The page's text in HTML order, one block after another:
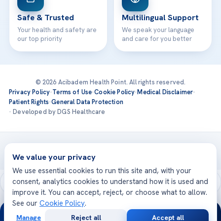
Safe & Trusted
Your health and safety are
our top priority
Multilingual Support
We speak your language
and care for you better
© 2026 Acibadem Health Point. All rights reserved.
Privacy Policy·Terms of Use·Cookie Policy·Medical Disclaimer·
Patient Rights·General Data Protection
· Developed by DGS Healthcare
Treatments are delivered at our JCI-accredited hospitals —
Acıbadem International
We value your privacy
We use essential cookies to run this site and, with your
consent, analytics cookies to understand how it is used and
improve it. You can accept, reject, or choose what to allow.
See our Cookie Policy.
Manage Reject all Accept all
24/7